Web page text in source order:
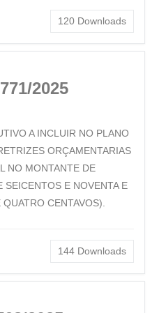
120 Downloads
2025
A INCLUIR NO PLANO
ORÇAMENTARIAS
NO MONTANTE DE
E NOVENTA E
CENTAVOS).
144 Downloads